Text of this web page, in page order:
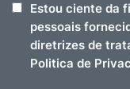
Estou ciente da
pessoais
diretrizes de
Politica de